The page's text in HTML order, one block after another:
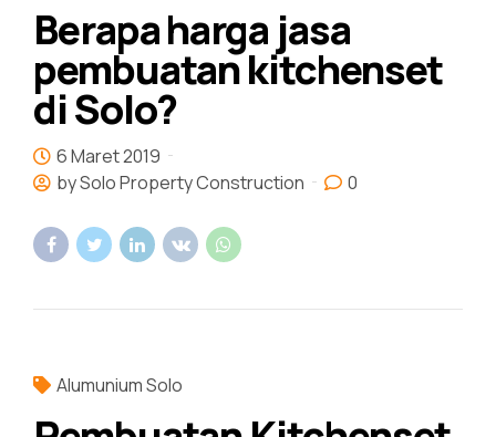
Berapa harga jasa
pembuatan kitchenset
di Solo?
6 Maret 2019
by Solo Property Construction
0
Alumunium Solo